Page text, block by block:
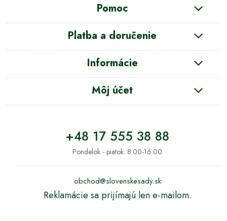
Pomoc
Platba a doručenie
Informácie
Môj účet
+48 17 555 38 88
Pondelok - piatok: 8:00-16:00
obchod@slovenskesady.sk
Reklamácie sa prijímajú len e-mailom.